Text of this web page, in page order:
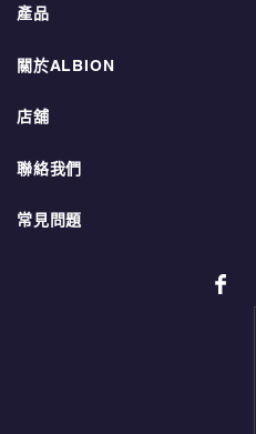
產品
關於ALBION
店舖
聯絡我們
常見問題